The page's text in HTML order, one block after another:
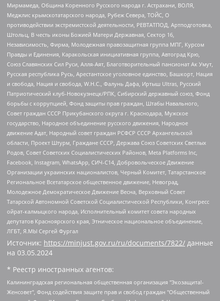
Мирмамеда, Община Коренного Русского народа г. Астрахани, ВОЛЯ,
Меджлис крымскотатарского народа, Рубеж Севера, ТОЙС, О
противодействии экстремистской деятельности, РЕВТАТПОД, Артподготовка,
Штольц, В честь иконы Божией Матери Державная, Сектор 16,
Независимость, Фирма, Молодежная правозащитная группа МПГ, Курсом
Правды и Единения, Каракольская инициативная группа, Автоград Крю,
Союз Славянских Сил Руси, Алля-Аят, Благотворительный пансионат Ак Умут,
Русская республика Русь, Арестантское уголовное единство, Башкорт, Нация
и свобода, Нация и свобода, W.H.С., Фалунь Дафа, Иртыш Ultras, Русский
Патриотический клуб-Новокузнецк/РПК, Сибирский державный союз, Фонд
борьбы с коррупцией, Фонд защиты прав граждан, Штабы Навального,
Совет граждан СССР Прикубанского округа г. Краснодара, Мужское
государство, Народное объединение русского движения, Народное
движение Адат, Народный совет граждан РСФСР СССР Архангельской
области, Проект Штурм, Граждане СССР, Держава Союз Советских Светлых
Родов, Совет Советских Социалистических Районов, Meta Platforms Inc,
Facebook, Instagram, WhatsApp, СИЧ-С14, Добровольческое Движение
Организации украинских националистов, Черный Комитет, Татарстанское
Региональное Всетатарское общественное движение, Невоград,
Молодежное Демократическое Движение Весна, Верховный Совет
Татарской Автономной Советской Социалистической Республики, Конгресс
ойрат-калмыцкого народа, Исполнительный комитет совета народных
депутатов Красноярского края, Этническое национальное объединение,
ЛГБТ, Я.МЫ Сергей Фургал
Источник: https://minjust.gov.ru/ru/documents/7822/ данные
на 03.05.2024
* Реестр иностранных агентов:
Калининградская региональная общественная организация "Экозащита!-Женсовет", Фонд содействия защите прав и свобод граждан "Общественный вердикт", Фонд "Институт Развития Свободы Информации", Частное учреждение "Информационное агентство МЕМО. РУ", Региональная общественная организация "Общественная комиссия по сохранению наследия академика Сахарова", Фонд поддержки свободы прессы, Санкт-Петербургская общественная правозащитная организация "Гражданский контроль", Межрегиональная общественная организация "Информационно-просветительский центр "Мемориал", Региональный Фонд "Центр Защиты Прав Средств Массовой Информации", с 05.12.2023 Фонд "Центр Защиты Прав Средств массовой информации", Региональная общественная благотворительная организация помощи беженцам и мигрантам "Гражданское содействие", Негосударственное образовательное учреждение дополнительного профессионального образования (повышение квалификации) специалистов "АКАДЕМИЯ ПО ПРАВАМ ЧЕЛОВЕКА", Свердловская региональная общественная организация "Сутяжник", Автономная некоммерческая организация "Центр независимых социологических исследований", Союз общественных объединений "Российский исследовательский центр по правам человека", Региональное общественное учреждение научно-информационный центр "МЕМОРИАЛ", Некоммерческая организация "Фонд защиты гласности", Автономная некоммерческая организация "Институт прав человека", Городская общественная организация "Екатеринбургское общество "МЕМОРИАЛ", Городская общественная организация "Рязанское историко-просветительское и правозащитное общество "Мемориал" (Рязанский Мемориал), Челябинский региональный орган общественной самодеятельности – женское общественное объединение "Женщины Евразии", Челябинский региональный орган общественной самодеятельности "Уральская правозащитная группа", Фонд содействия защите здоровья и социальной справедливости имени Андрея Рылькова, Автономная Некоммерческая Организация "Аналитический Центр Юрия Левады", Автономная некоммерческая организация социальной поддержки населения "Проект Апрель", Региональная общественная организация помощи женщинам и детям, находящимся в кризисной ситуации "Информационно-методический центр "Анна", Фонд содействия развитию массовых коммуникаций и правовому просвещению "Так-так-Так", Фонд содействия устойчивому развитию "Серебряная тайга", Свердловский региональный общественный фонд социальных проектов "Новое время", "Idel.Реалии", Кавказ.Реалии, Крым.Реалии, Телеканал Настоящее Время, Татаро-башкирская служба Радио Свобода (Azatliq Radiosi), Радио Свободная Европа/Радио Свобода (PCE/PC), "Сибирь.Реалии", "Фактограф", Благотворительный фонд помощи осужденным и их семьям, Автономная некоммерческая организация "Институт глобализации и социальных движений", Фонд "В защиту прав заключенных", Частное учреждение "Центр поддержки и содействия развитию средств массовой информации", Пензенский региональный общественный благотворительный фонд "Гражданский союз", "Север.Реалии", Некоммерческая организация Фонд "Правовая инициатива", Общество с ограниченной ответственностью "Радио Свободная Европа/Радио Свобода", Чешское информационное агентство "MEDIUM-ORIENT", Красноярская региональная общественная организация "Мы против СПИДа", Камалягин Денис Николаевич, Маркелов Сергей Евгеньевич, Пономарев Лев Александрович, Савицкая Людмила Алексеевна, Автономная некоммерческая организация "Центр по работе с проблемой насилия "НАСИЛИЮ.НЕТ", Межрегиональный профессиональный союз работников здравоохранения "Альянс врачей", Юридическое лицо, зарегистрированное в Латвийской Республике, SIA "Medusa Project" (регистрационный номер 40103797863, дата регистрации 10.06.2014), Некоммерческая организация "Фонд по борьбе с коррупцией", Автономная некоммерческая организация "Институт права и публичной политики", Баданин Роман Сергеевич, Гликин Максим Александрович, Железнова Мария Михайловна, Лукьянова Юлия Сергеевна, Маетная Елизавета Витальевна, Маняхин Петр Борисович, Чуракова Ольга Владимировна, Ярош Юлия Петровна, Юридическое лицо "The Insider SIA", зарегистрированное в Риге, Латвийская Республика (дата регистрации 26.06.2015), являющееся администратором доменного имени интернет-издания "The Insider SIA", https://theins.ru, Постернак Алексей Евгеньевич, Рубин Михаил Аркадьевич, Анин Роман Александрович, Юридическое лицо Istories fonds, зарегистрированное в Латвийской Республике (регистрационный номер 50008295751, дата регистрации 24.02.2020), Великовский Дмитрий Александрович, Долинина Ирина Николаевна, Мароховская Алеся Алексеевна, Шлейнов Роман Юрьевич, Шмагун Олеся Валентиновна, Общество с ограниченной ответственностью "Альтаир 2021", Общество с ограниченной ответственностью "Вега 2021", Общество с ограниченной ответственностью "Главный редактор 2021", Общество с ограниченной ответственностью "Ромашки монолит", Важенков Артем Валерьевич, Ивановская областная общественная организация "Центр гендерных исследований", Гурман Юрий Альбертович, Медиапроект "ОВД-Инфо", Егоров Владимир Владимирович, Жилинский Владимир Александрович, Общество с ограниченной ответственностью "ЗП", Иванова София Юрьевна, Карезина Инна Павловна, Кильтау Екатерина Викторовна, Петров Алексей Викторович, Пискунов Сергей Евгеньевич, Смирнов Сергей Сергеевич, Тихонов Михаил Сергеевич, Общество с ограниченной ответственностью "ЖУРНАЛИСТ-ИНОСТРАННЫЙ АГЕНТ", Арапова Галина Юрьевна, Вольтская Татьяна Анатольевна, Американская компания "Mason G.E.S. Anonymous Foundation" (США), являющаяся владельцем интернет-издания https://mnews.world/, Компания "Stichting Bellingcat", зарегистрированная в Нидерландах (дата регистрации 11.07.2018), Захаров Андрей Вячеславович, Клепиковская Екатерина Дмитриевна, Общество с ограниченной ответственностью "МЕМО", Перл Роман Александрович, Симонов Евгений Алексеевич, Соловьева Елена Анатольевна, Сотников Даниил Владимирович, Сурначева Елизавета Дмитриевна, Автономная некоммерческая организация по защите прав человека и информированию населения "Якутия – Наше Мнение", Общество с ограниченной ответственностью "Москоу диджитал медиа", с 26.01.2023 Общество с ограниченной ответственностью "Чайка Белые сады", Ветошкина Валерия Валерьевна, Заговора Максим Александрович, Межрегиональное общественное движение "Российская ЛГБТ - сеть", Оленичев Максим Владимирович, Павлов Иван Юрьевич, Скворцова Елена Сергеевна, Общество с ограниченной ответственностью "Как бы инагент", Кочетков Игорь Викторович, Общество с ограниченной ответственностью "Честные выборы", Еланчик Олег Александрович, Общество с ограниченной ответственностью "Нобелевский призыв", Гималова Регина Эмилевна, Григорьев Андрей Валерьевич, Григорьева Алина Александровна, Ассоциация по содействию защите прав призывников, альтернативнослужащих и военнослужащих "Правозащитная группа "Гражданин.Армия.Право", Хисамова Регина Фаритовна, Автономная некоммерческая организация по реализации социально-правовых программ "Лилит", Дальневосточное общественное движение "Маяк", Санкт-Петербургская ЛГБТ-инициативная группа "Выход", Инициативная группа ЛГБТ+ "Реверс", Алексеев Андрей Викторович, Бекбулатова Таисия Львовна, Беляев Иван Михайлович, Владыкина Елена Сергеевна, Гельман Марат Александрович, Никульшина Вероника Юрьевна, Толоконникова Надежда Андреевна, Шендерович Виктор Анатольевич, Общество с ограниченной ответственностью "Данное сообщение", Общество с ограниченной ответственностью Издательский дом "Новая глава", Айнбиндер Александра Александровна, Московский комьюнити-центр для ЛГБТ+инициатив, Благотворительный фонд развития филантропии, Deutsche Welle (Германия, Kurt-Schumacher-Strasse 3, 53113 Bonn), Борзунова Мария Михайловна, Воробьев Виктор Викторович, Голубева Анна Львовна, Константинова Алла Михайловна, Малкова Ирина Владимировна, Мурадов Мурад Абдулгалимович, Осетинская Елизавета Николаевна, Понасенков Евгений Николаевич, Ганапольский Матвей Юрьевич, Киселев Евгений Алексеевич, Борухович Ирина Григорьевна, Дремин Иван Тимофеевич, Дубровский Дмитрий Викторович, Красноярская региональная общественная организация поддержки и развития альтернативных образовательных технологий и межкультурных коммуникаций "ИНТЕРРА", Маяковская Екатерина Алексеевна, Фейгин Марк Захарович, Филимонов Андрей Викторович, Дзугкоева Регина Николаевна, Доброхотов Роман Александрович, Дудь Юрий Александрович, Елкин Сергей Владимирович, Кругликов Кирилл Игоревич, Сабунаева Мария Леонидовна, Семенов Алексей Владимирович, Шаинян Карен Багратович, Шульман Екатерина Михайловна, Асафьев Артур Валерьевич, Вахштайн Виктор Семенович, Венедиктов Алексей Алексеевич, Лушникова Екатерина Евгеньевна, Волков Леонид Михайлович, Невзоров Александр Глебович, Пархоменко Сергей Борисович, Сироткин Ярослав Николаевич, Кара-Мурза Владимир Владимирович, Баранова Наталья Владимировна, Гозман Леонид Яковлевич, Кагарлицкий Борис Юльевич, Климарев Михаил Валерьевич, Милов Владимир Станиславович, Автономная некоммерческая организация Краснодарский центр современного искусства "Типография", Моргенштерн Алишер Тагирович, Соболь Любовь Эдуардовна, Общество с ограниченной ответственностью "ЛИЗА НОРМ", Каспаров Гарри Кимович, Ходорковский Михаил Борисович, Общество с ограниченной ответственностью "Апрельские тезисы", Данилович Ирина Брониславовна, Кашин Олег Владимирович, Петров Николай Владимирович, Пивоваров Алексей Владимирович, Соколов Михаил Владимирович, Цветкова Юлия Владимировна, Чичваркин Евгений Александрович, Комитет против пыток/Команда против пыток, Общество с ограниченной ответственностью "Первый научный", Общество с ограниченной ответственностью "Вертолет и ко", Белоцерковская Вероника Борисовна, Кац Максим Евгеньевич, Лазарева Татьяна Юрьевна, Шаведдинов Руслан Табризович, Яшин Илья Валерьевич, Общество с ограниченной ответственностью "Иноагент ААВ", Алешковский Дмитрий Петрович, Альбац Евгения Марковна, Быков Дмитрий Львович, Галямина Юлия Евгеньевна, Лойко Сергей Леонидович, Мартынов Кирилл Константинович, Медведев Сергей Александрович, Крашенинников Федор Геннадиевич, Гордеева Катерина Вл